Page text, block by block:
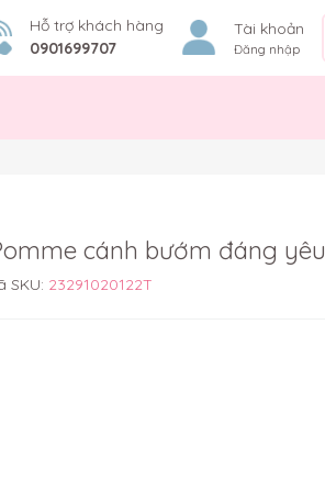
Hỗ trợ khách hàng
0901699707
Tài khoản
Đăng nhập
cánh bướm đáng yêu
SKU: 23291020122T